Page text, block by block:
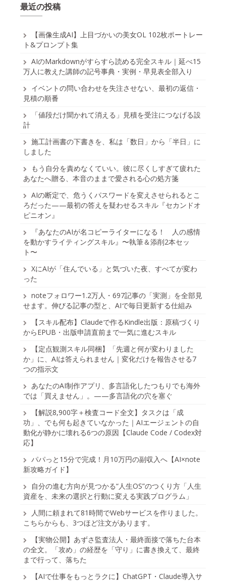
最近の投稿
【画像生成AI】上目づかいの美女OL 102枚ポートレー
ト&プロンプト集
AIのMarkdownがすらすら読める完全スキル｜延べ15
万人に教えた講師の記号事典・実例・早見表全部入り
イベントの問い合わせを失注させない、最初の返信・
見積の順番
「値段だけ聞かれて消える」見積を受注につなげる設
計
施工計画書の下書きを、私は「数日」から「半日」に
しました
もう自分を責めなくていい。彼に尽くしすぎて疲れた
あなたへ贈る、本音のままで愛される心の処方箋
AIの断定で、危うくパスワードを変えさせられるとこ
ろだった——最初の答えを疑わせるスキル『セカンドオ
ピニオン』
『あなたのAIが名コピーライターになる！ 人の感情
を動かすライティングスキル』〜執筆＆添削2本セッ
ト〜
XにAIが「住んでいる」と気づいた夜、すべてが変わ
った
noteフォロワー1.2万人・697記事の「実測」を全部見
せます。伸びる記事の型と、AIで毎日更新する仕組み
【スキル配布】Claudeで作るKindle出版：原稿づくり
からEPUB・出版申請直前まで一気に進むスキル
【定点観測スキル同梱】「先週と何が変わりました
か」に、AIは答えられません｜変化だけを報告させる7
つの指示文
あなたのAI制作アプリ、多言語化したつもりでも海外
では「買えません」。——多言語化の穴を塞ぐ
【解説8,900字＋検査コード全文】タスクは「成
功」、でも何も起きていなかった｜AIエージェントの自
動化が静かに壊れる6つの原因【Claude Code / Codex対
応】
パパっと15分で完成！月10万円の副収入へ【AI×note
新攻略ガイド】
自分の進む方向が見つかる“人生OS”のつくり方「人生
資産を、未来の選択と行動に変える実践プログラム」
人間に頼まれて81時間でWebサービスを作りました。
こちらからも、3つほど注文があります。
【実物公開】あずさ監査法人・最終面接で落ちた台本
の全文。「攻め」の経歴を「守り」に書き換えて、最終
まで行って、落ちた
【AIで仕事をもっとラクに】ChatGPT・Claude導入サ